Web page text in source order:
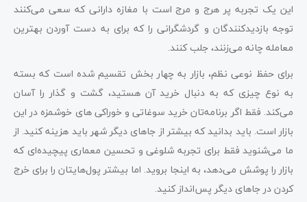
این یک تجربه پر هرج و مرج است با مغازه دارانی که سعی می‌کنند
توجه بازدیدکنندگان و گردشگرانی را که برای به دست آوردن بهترین
معامله چانه می‌زنند، جلب کنند.
برای حفظ نوعی نظم، بازار به چهار بخش تقسیم شده است که بسته
به نوع چیزی که به دنبال خرید آن هستید، گشت و گذار را آسان
می‌کند. فقط اگر برنامه‌تان خرید سوغاتی و خوراکی ‌های خوشمزه در این
بازار است. باید بدانید که بیشتر از جاهای دیگر شهر باید هزینه کنید. از
ما می‌شنوید فقط برای تجربه شلوغی و تحسین معماری پیچیده‌ای که
بازار را پوشش می‌دهد، به اینجا بروید. اما بیشتر پول‌هایتان را برای خرج
کردن در جاهای دیگر پس‌انداز کنید.